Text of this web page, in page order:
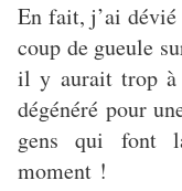
En fait, j’ai dévié
coup de gueule
il y aurait trop à
dégénéré pour
gens qui font
moment !